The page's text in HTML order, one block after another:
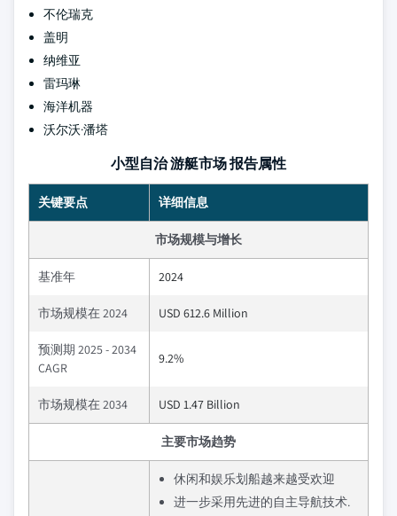
不伦瑞克
盖明
纳维亚
雷玛琳
海洋机器
沃尔沃·潘塔
小型自治 游艇市场 报告属性
关键要点 详细信息
市场规模与增长
基准年 2024
市场规模在 2024 USD 612.6 Million
预测期 2025 - 2034
CAGR
9.2%
市场规模在 2034 USD 1.47 Billion
主要市场趋势
休闲和娱乐划船越来越受欢迎
进一步采用先进的自主导航技术.